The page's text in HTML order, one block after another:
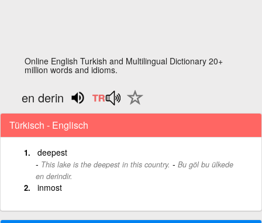
Online English Turkish and Multilingual Dictionary 20+
million words and idioms.
en derin
Türkisch - Englisch
deepest
This lake is the deepest in this country. - Bu göl bu ülkede
en derindir.
inmost